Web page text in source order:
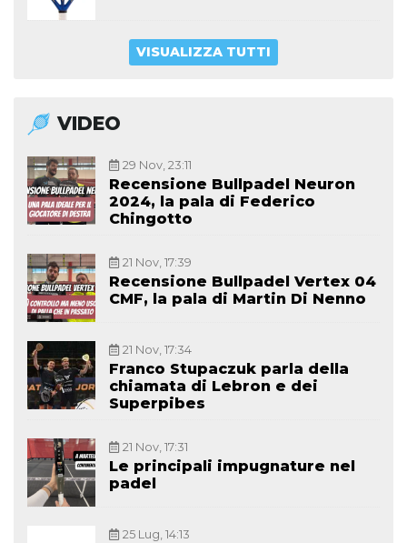
VISUALIZZA TUTTI
VIDEO
29 Nov, 23:11
Recensione Bullpadel Neuron
2024, la pala di Federico
Chingotto
21 Nov, 17:39
Recensione Bullpadel Vertex 04
CMF, la pala di Martin Di Nenno
21 Nov, 17:34
Franco Stupaczuk parla della
chiamata di Lebron e dei
Superpibes
21 Nov, 17:31
Le principali impugnature nel
padel
25 Lug, 14:13